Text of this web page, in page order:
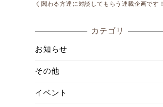
く関わる方達に対談してもらう連載企画です！
カテゴリ
お知らせ
その他
イベント